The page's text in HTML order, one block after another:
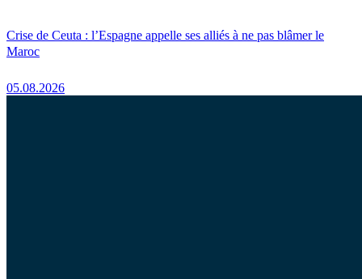
Crise de Ceuta : l’Espagne appelle ses alliés à ne pas blâmer le
Maroc
05.08.2026